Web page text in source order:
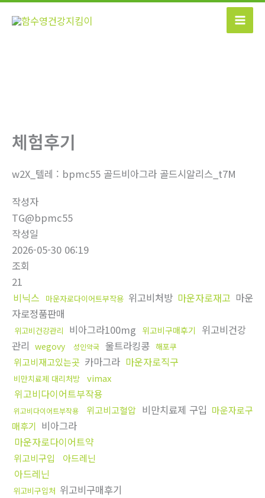
콘
체험후기
w2X_텔레 : bpmc55 골드비아그라 골드시알리스_t7M
작성자
TG@bpmc55
작성일
2026-05-30 06:19
조회
21
비닉스
마운자로다이어트부작용 위고비처방 마운자로재고 마운
자로정품판매
위고비건강관리 비아그라100mg 위고비구매후기
위고비건강
관리 wegovy 성인약국 울트라킹콩 해포쿠
위고비재고있는곳 카마그라 마운자로직구
비만치료제 대리처방 vimax
위고비다이어트부작용
위고비다이어트부작용 위고비고혈압 비만치료제 구입 마운자로구
매후기 비아그라
마운자로다이어트약
위고비구입 아드레닌
아드레닌
위고비구입처 위고비구매후기